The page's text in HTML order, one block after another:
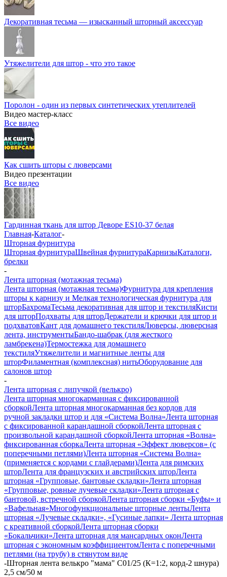
Декоративная тесьма — изысканный шторный аксессуар
Утяжелители для штор - что это такое
Поролон - один из первых синтетических утеплителей
Видео мастер-класс
Все видео
Как сшить шторы с люверсами
Видео презентации
Все видео
Гардинная ткань для штор Деворе ES10-37 белая
Главная-Каталог-
Шторная фурнитура
Шторная фурнитураШвейная фурнитураКарнизыКаталоги,
брелки
-
Лента шторная (мотажная тесьма)
Лента шторная (мотажная тесьма)Фурнитура для крепления
шторы к карнизу и Мелкая технологическая фурнитура для
шторБахромаТесьма декоративная для штор и текстиляКисти
для шторПодхваты для шторДержатели и крючки для штор и
подхватовКант для домашнего текстиляЛюверсы, люверсная
лента, инструментыБандо-шабрак (для жесткого
ламбрекена)Термостежка для домашнего
текстиляУтяжелители и магнитные ленты для
шторФиламентная (комплексная) нитьОборудование для
салонов штор
-
Лента шторная с липучкой (велькро)
Лента шторная многокарманная с фиксированной
сборкойЛента шторная многокарманная без кордов для
ручной закладки штор и для «Система Волна»Лента шторная
с фиксированной карандашной сборкойЛента шторная с
произвольной карандашной сборкойЛента шторная «Волна»
фиксированная сборкаЛента шторная «Эффект люверсов» (с
поперечными петлями)Лента шторная «Система Волна»
(применяется с кордами с глайдерами)Лента для римских
шторЛента для французских и австрийских шторЛента
шторная «Групповые, бантовые складки»Лента шторная
«Групповые, ровные лучевые складки»Лента шторная с
бантовой, встречной сборкойЛента шторная сборки «Буфы» и
«Вафельная»Многофункциональные шторные лентыЛента
шторная «Лучевые складки», «Гусиные лапки» Лента шторная
с креативной сборкойЛента шторная сборки
«Бокальчики»Лента шторная для мансардных оконЛента
шторная с экономным коэффициентомЛента с поперечными
петлями (на трубу) в стянутом виде
-Шторная лента велькро "мама" С01/25 (К=1:2, корд-2 шнура)
2,5 см/50 м